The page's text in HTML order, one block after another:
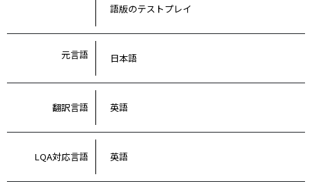
語版のテストプレイ
元言語 日本語
翻訳言語 英語
LQA対応言語 英語